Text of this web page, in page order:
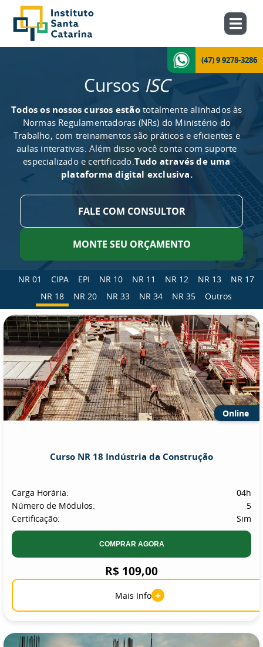
(47) 9 9278-3286
Cursos ISC
Todos os nossos cursos estãototalmente alinhados às
Normas Regulamentadoras (NRs) do Ministério do
Trabalho, com treinamentos são práticos e eficientes e
aulas interativas. Além disso você conta com suporte
especializado e certificado.Tudo através de uma
plataforma digital exclusiva.
FALE COM CONSULTOR
MONTE SEU ORÇAMENTO
NR 01 CIPA EPI NR 10 NR 11 NR 12 NR 13
NR 17
NR 18
NR 20 NR 33 NR 34 NR 35 Outros
Online
Curso NR 18 Indústria da Construção
Carga Horária:
04h
Número de Módulos:
5
Certificação:
Sim
COMPRAR AGORA
R$ 109,00
Mais Info +